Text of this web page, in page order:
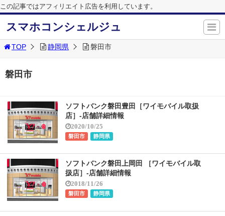
この記事ではアフィリエイト広告を利用しています。
スマホコンシェルジュ
TOP 静岡県 磐田市
磐田市
ソフトバンク磐田豊田［ワイモバイル取扱
店］-店舗詳細情報
2020/10/25
磐田市 静岡県
ソフトバンク磐田上岡田 ［ワイモバイル取
扱店］-店舗詳細情報
2018/11/26
磐田市 静岡県